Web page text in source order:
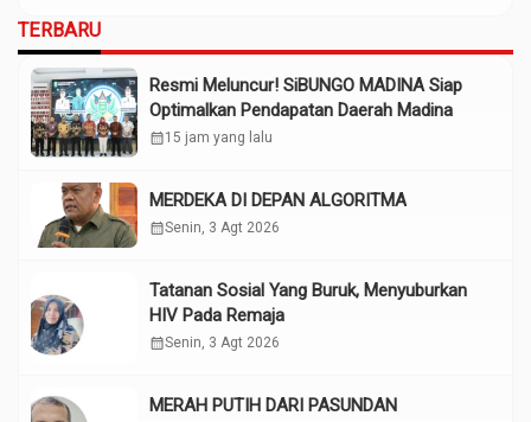
TERBARU
Resmi Meluncur! SiBUNGO MADINA Siap
Optimalkan Pendapatan Daerah Madina
calendar_month15 jam yang lalu
MERDEKA DI DEPAN ALGORITMA
calendar_monthSenin, 3 Agt 2026
Tatanan Sosial Yang Buruk, Menyuburkan
HIV Pada Remaja
calendar_monthSenin, 3 Agt 2026
MERAH PUTIH DARI PASUNDAN